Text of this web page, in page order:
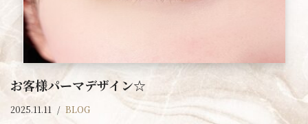
お客様パーマデザイン☆
2025.11.11 BLOG